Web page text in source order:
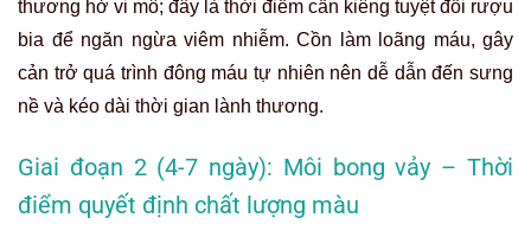
thương hở vi mô; đây là thời điểm cần kiêng tuyệt đối rượu
bia để ngăn ngừa viêm nhiễm. Cồn làm loãng máu, gây
cản trở quá trình đông máu tự nhiên nên dễ dẫn đến sưng
nề và kéo dài thời gian lành thương.
Giai đoạn 2 (4-7 ngày): Môi bong vảy – Thời
điểm quyết định chất lượng màu